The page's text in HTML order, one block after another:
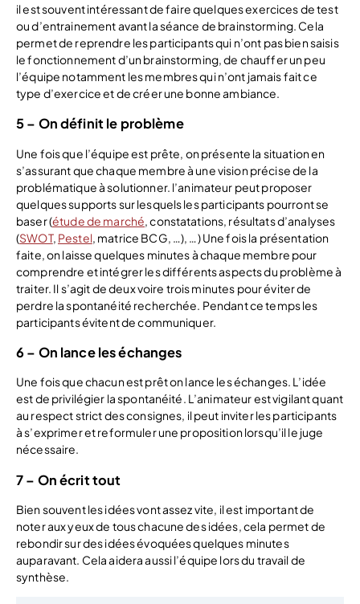
il est souvent intéressant de faire quelques exercices de test
ou d’entrainement avant la séance de brainstorming. Cela
permet de reprendre les participants qui n’ont pas bien saisis
le fonctionnement d’un brainstorming, de chauffer un peu
l’équipe notamment les membres qui n’ont jamais fait ce
type d’exercice et de créer une bonne ambiance.
5 – On définit le problème
Une fois que l’équipe est prête, on présente la situation en
s’assurant que chaque membre à une vision précise de la
problématique à solutionner. l’animateur peut proposer
quelques supports sur lesquels les participants pourront se
baser (étude de marché, constatations, résultats d’analyses
(SWOT, Pestel, matrice BCG, …), …) Une fois la présentation
faite, on laisse quelques minutes à chaque membre pour
comprendre et intégrer les différents aspects du problème à
traiter. Il s’agit de deux voire trois minutes pour éviter de
perdre la spontanéité recherchée. Pendant ce temps les
participants évitent de communiquer.
6 – On lance les échanges
Une fois que chacun est prêt on lance les échanges. L’idée
est de privilégier la spontanéité. L’animateur est vigilant quant
au respect strict des consignes, il peut inviter les participants
à s’exprimer et reformuler une proposition lorsqu’il le juge
nécessaire.
7 – On écrit tout
Bien souvent les idées vont assez vite, il est important de
noter aux yeux de tous chacune des idées, cela permet de
rebondir sur des idées évoquées quelques minutes
auparavant. Cela aidera aussi l’équipe lors du travail de
synthèse.